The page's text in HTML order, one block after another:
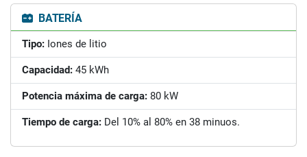
BATERÍA
Tipo: Iones de litio
Capacidad: 45 kWh
Potencia máxima de carga: 80 kW
Tiempo de carga: Del 10% al 80% en 38 minuos.